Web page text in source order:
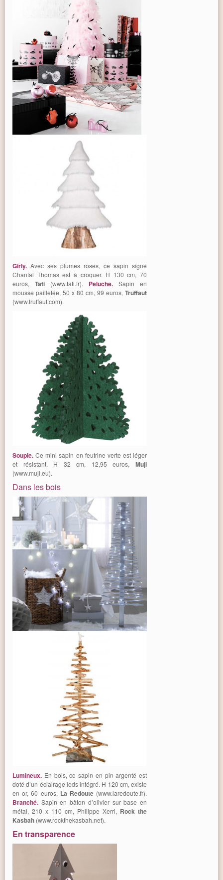
Girly. Avec ses plumes roses, ce sapin signé
Chantal Thomas est à croquer. H 130 cm, 70
euros, Tati (www.tati.fr). Peluche. Sapin en
mousse pailletée, 50 x 80 cm, 99 euros, Truffaut
(www.truffaut.com).
Souple. Ce mini sapin en feutrine verte est léger
et résistant. H 32 cm, 12,95 euros, Muji
(www.muji.eu).
Dans les bois
Lumineux. En bois, ce sapin en pin argenté est
doté d’un éclairage leds intégré. H 120 cm, existe
en or, 60 euros, La Redoute(www.laredoute.fr).
Branché. Sapin en bâton d’olivier sur base en
métal, 210 x 110 cm, Philippe Xerri, Rock the
Kasbah (www.rockthekasbah.net).
En transparence